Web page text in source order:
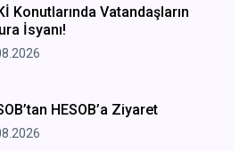
Konutlarında Vatandaşların
İsyanı!
HESOB’a Ziyaret